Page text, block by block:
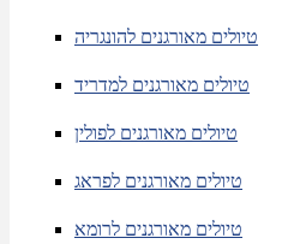
טיולים מאורגנים להונגריה
טיולים מאורגנים למדריד
טיולים מאורגנים לפולין
טיולים מאורגנים לפראג
טיולים מאורגנים לרומא